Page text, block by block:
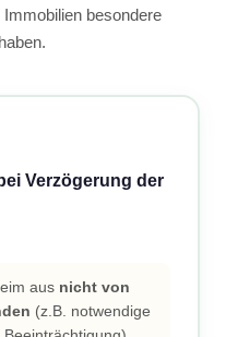
besondere
Verzögerung der
aus nicht von
(z.B. notwendige